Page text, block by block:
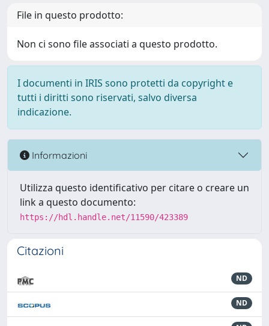
File in questo prodotto:
Non ci sono file associati a questo prodotto.
I documenti in IRIS sono protetti da copyright e
tutti i diritti sono riservati, salvo diversa
indicazione.
Informazioni
Utilizza questo identificativo per citare o creare un
link a questo documento:
https://hdl.handle.net/11590/423389
Citazioni
ND
ND